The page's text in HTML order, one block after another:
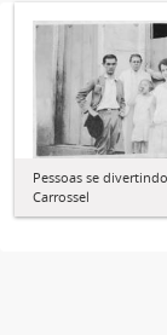
Pessoas se
Carrossel